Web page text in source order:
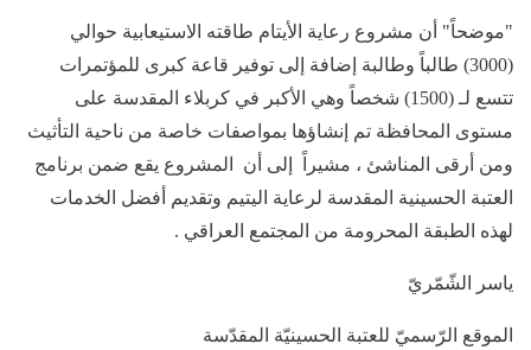
"موضحاً" أن مشروع رعاية الأيتام طاقته الاستيعابية حوالي
(3000) طالباً وطالبة إضافة إلى توفير قاعة كبرى للمؤتمرات
تتسع لـ (1500) شخصاً وهي الأكبر في كربلاء المقدسة على
مستوى المحافظة تم إنشاؤها بمواصفات خاصة من ناحية التأثيث
ومن أرقى المناشئ ، مشيراً إلى أن المشروع يقع ضمن برنامج
العتبة الحسينية المقدسة لرعاية اليتيم وتقديم أفضل الخدمات
لهذه الطبقة المحرومة من المجتمع العراقي .
ياسر الشّمّريّ
الموقع الرّسميّ للعتبة الحسينيّة المقدّسة